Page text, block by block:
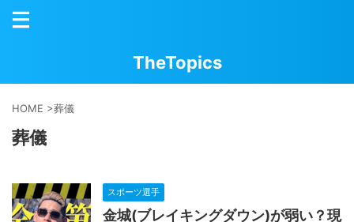
TheTopics
HOME >葬儀
葬儀
スポーツ選手
金城(ブレイキングダウン)が弱い？現